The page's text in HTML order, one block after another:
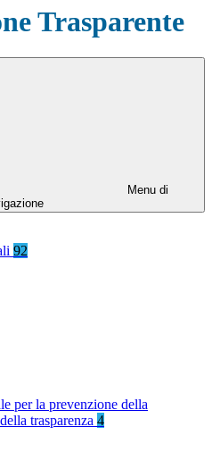
Trasparente
Menu di
92
per la prevenzione della
trasparenza 4